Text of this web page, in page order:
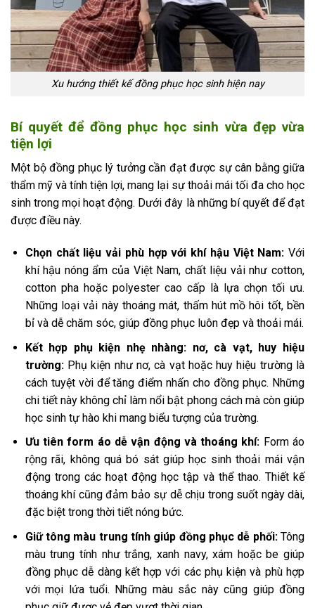
Xu hướng thiết kế đồng phục học sinh hiện nay
Bí quyết để đồng phục học sinh vừa đẹp vừa
tiện lợi
Một bộ đồng phục lý tưởng cần đạt được sự cân bằng giữa
thẩm mỹ và tính tiện lợi, mang lại sự thoải mái tối đa cho học
sinh trong mọi hoạt động. Dưới đây là những bí quyết để đạt
được điều này.
Chọn chất liệu vải phù hợp với khí hậu Việt Nam: Với
khí hậu nóng ẩm của Việt Nam, chất liệu vải như cotton,
cotton pha hoặc polyester cao cấp là lựa chọn tối ưu.
Những loại vải này thoáng mát, thấm hút mồ hôi tốt, bền
bỉ và dễ chăm sóc, giúp đồng phục luôn đẹp và thoải mái.
Kết hợp phụ kiện nhẹ nhàng: nơ, cà vạt, huy hiệu
trường: Phụ kiện như nơ, cà vạt hoặc huy hiệu trường là
cách tuyệt vời để tăng điểm nhấn cho đồng phục. Những
chi tiết này không chỉ làm nổi bật phong cách mà còn giúp
học sinh tự hào khi mang biểu tượng của trường.
Ưu tiên form áo dễ vận động và thoáng khí: Form áo
rộng rãi, không quá bó sát giúp học sinh thoải mái vận
động trong các hoạt động học tập và thể thao. Thiết kế
thoáng khí cũng đảm bảo sự dễ chịu trong suốt ngày dài,
đặc biệt trong thời tiết nóng bức.
Giữ tông màu trung tính giúp đồng phục dễ phối: Tông
màu trung tính như trắng, xanh navy, xám hoặc be giúp
đồng phục dễ dàng kết hợp với các phụ kiện và phù hợp
với mọi lứa tuổi. Những màu sắc này cũng giúp đồng